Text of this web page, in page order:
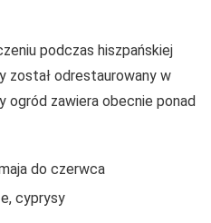
podczas hiszpańskiej
został odrestaurowany w
ogród zawiera obecnie ponad
do czerwca
cyprysy